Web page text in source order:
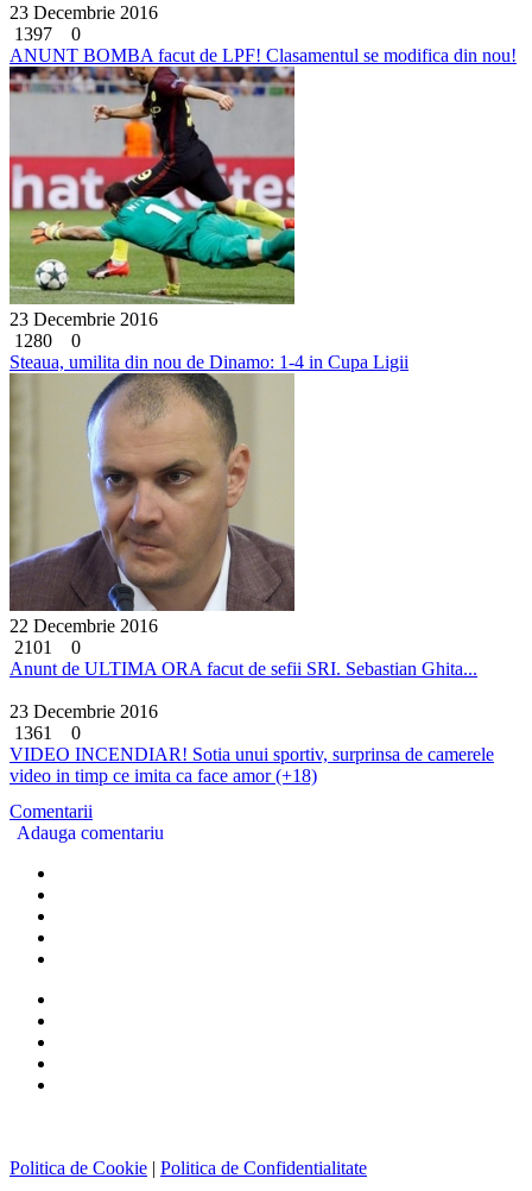
23 Decembrie 2016
1397
0
ANUNT BOMBA facut de LPF! Clasamentul se modifica din nou!
23 Decembrie 2016
1280
0
Steaua, umilita din nou de Dinamo: 1-4 in Cupa Ligii
22 Decembrie 2016
2101
0
Anunt de ULTIMA ORA facut de sefii SRI. Sebastian Ghita...
23 Decembrie 2016
1361
0
VIDEO INCENDIAR! Sotia unui sportiv, surprinsa de camerele
video in timp ce imita ca face amor (+18)
Comentarii
Adauga comentariu
Politica de Cookie | Politica de Confidentialitate